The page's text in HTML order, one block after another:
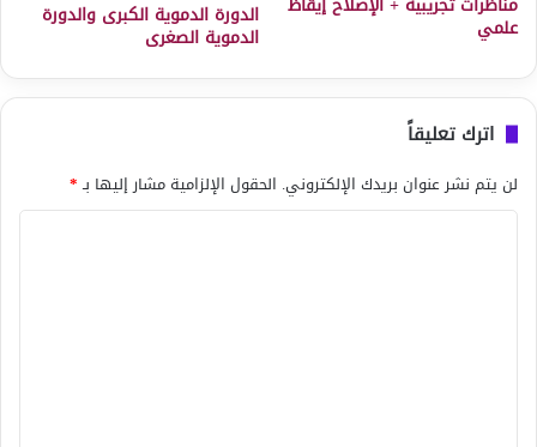
علمي الدورة الدموية الكبرى والدورة
الدموية الصغرى
اترك تعليقاً
لن يتم نشر عنوان بريدك الإلكتروني. الحقول الإلزامية مشار إليها بـ*